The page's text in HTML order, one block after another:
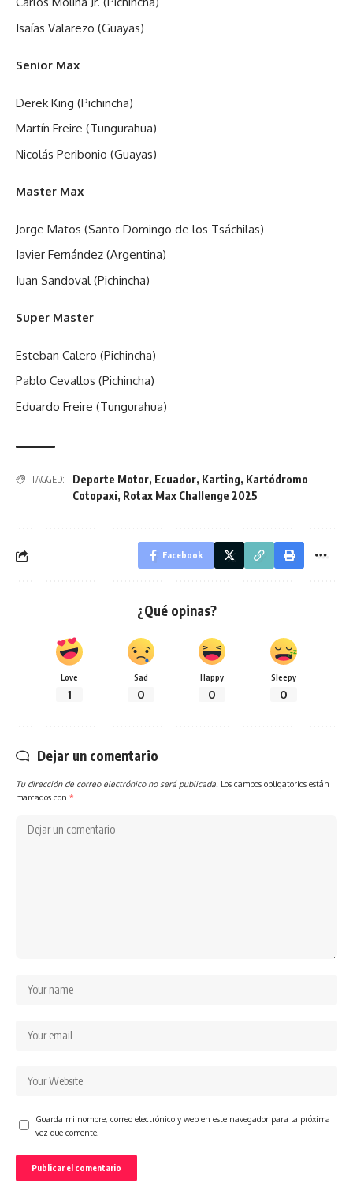
Isaías Valarezo (Guayas)
Senior Max
Derek King (Pichincha)
Martín Freire (Tungurahua)
Nicolás Peribonio (Guayas)
Master Max
Jorge Matos (Santo Domingo de los Tsáchilas)
Javier Fernández (Argentina)
Juan Sandoval (Pichincha)
Super Master
Esteban Calero (Pichincha)
Pablo Cevallos (Pichincha)
Eduardo Freire (Tungurahua)
TAGGED: Deporte Motor, Ecuador, Karting, Kartódromo
Cotopaxi, Rotax Max Challenge 2025
Facebook
¿Qué opinas?
Love
1
Sad
0
Happy
0
Sleepy
0
Dejar un comentario
Tu dirección de correo electrónico no será publicada. Los campos obligatorios están
marcados con *
Guarda mi nombre, correo electrónico y web en este navegador para la próxima
vez que comente.